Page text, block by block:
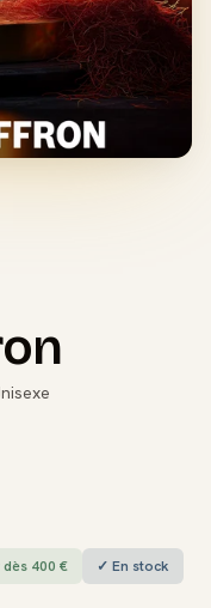
400 € ✓ En stock